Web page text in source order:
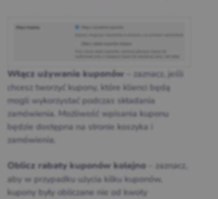
Włącz używanie kuponów
– zaznacz, jeśli
chcesz tworzyć kupony, które klienci będą
mogli wykorzystać podczas składania
zamówienia. Możliwość wpisania kuponu
będzie dostępna na stronie koszyka i
zamówienia.
Oblicz rabaty kuponów kolejno
– zaznacz,
aby w przypadku użycia kilku kuponów,
kupony były obliczane nie od kwoty